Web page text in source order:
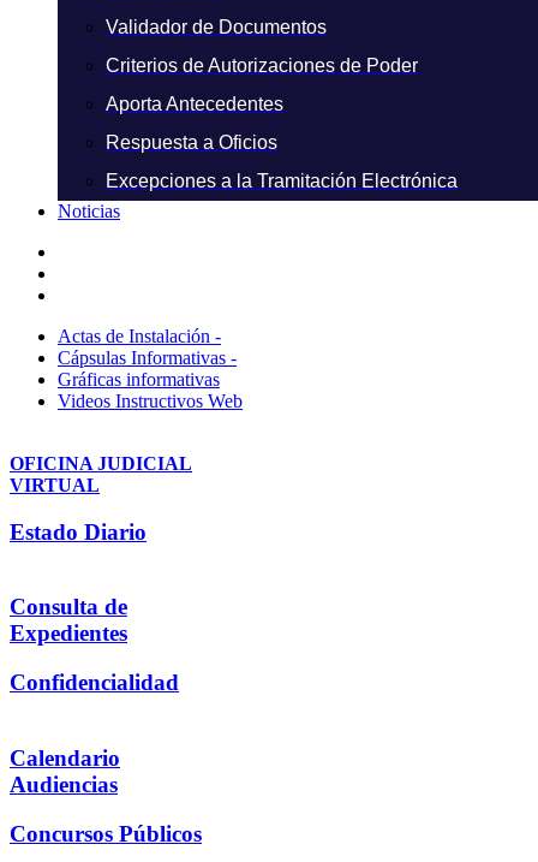
Validador de Documentos
Criterios de Autorizaciones de Poder
Aporta Antecedentes
Respuesta a Oficios
Excepciones a la Tramitación Electrónica
Noticias
Actas de Instalación -
Cápsulas Informativas -
Gráficas informativas
Videos Instructivos Web
OFICINA JUDICIAL
VIRTUAL
Estado Diario
Consulta de
Expedientes
Confidencialidad
Calendario
Audiencias
Concursos Públicos